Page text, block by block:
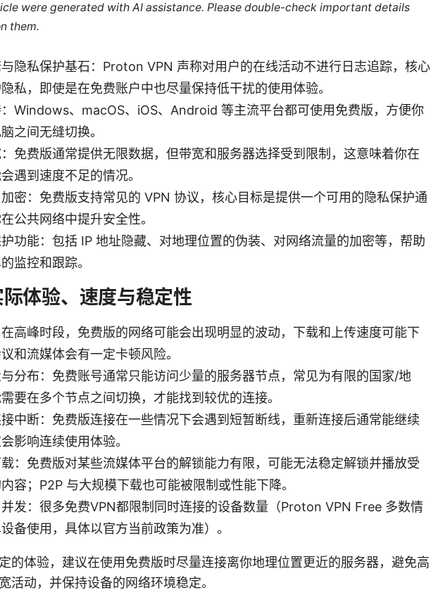
were generated with AI assistance. Please double-check important details
them.
隐私保护基石：Proton VPN 声称对用户的在线活动不进行日志追踪，核心
私，即使是在免费账户中也尽量保持低干扰的使用体验。
Windows、macOS、iOS、Android 等主流平台都可使用免费版，方便你
之间无缝切换。
免费版通常提供无限数据，但带宽和服务器选择受到限制，这意味着你在
遇到速度不足的情况。
密：免费版支持常见的 VPN 协议，核心目标是提供一个可用的隐私保护通
公共网络中提升安全性。
功能：包括 IP 地址隐藏、对地理位置的伪装、对网络流量的加密等，帮助
监控和跟踪。
体验、速度与稳定性
高峰时段，免费版的网络可能会出现明显的波动，下载和上传速度可能下
和流媒体会有一定卡顿风险。
分布：免费账号通常只能访问少量的服务器节点，常见为有限的国家/地
要在多个节点之间切换，才能找到较优的连接。
中断：免费版连接在一些情况下会遇到短暂断线，重新连接后通常能继续
影响连续使用体验。
：免费版对某些流媒体平台的解锁能力有限，可能无法稳定解锁并播放受
容；P2P 与大规模下载也可能被限制或性能下降。
发：很多免费VPN都限制同时连接的设备数量（Proton VPN Free 多数情
备使用，具体以官方当前政策为准）。
的体验，建议在使用免费版时尽量连接离你地理位置更近的服务器，避免高
活动，并保持设备的网络环境稳定。